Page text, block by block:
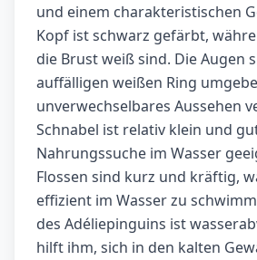
und einem charakteristischen
Kopf ist schwarz gefärbt,
die Brust weiß sind. Die Augen
auffälligen weißen Ring
unverwechselbares Aussehen
Schnabel ist relativ klein und
Nahrungssuche im Wasser
Flossen sind kurz und kräftig,
effizient im Wasser zu
des Adéliepinguins ist
hilft ihm, sich in den kalten